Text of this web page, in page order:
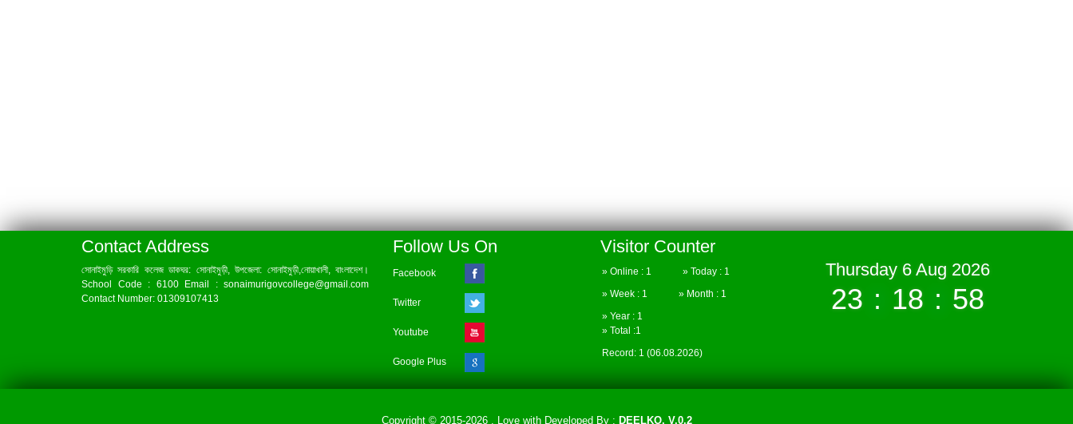
Contact Address
সোনাইমুড়ি সরকারি কলেজ ডাকঘর: সোনাইমুড়ী, উপজেলা: সোনাইমুড়ী,নোয়াখালী, বাংলাদেশ।
School Code : 6100 Email : sonaimurigovcollege@gmail.com
Contact Number: 01309107413
Follow Us On
Facebook
Twitter
Youtube
Google Plus
Visitor Counter
» Online : 1 » Today : 1
» Week : 1 » Month : 1
» Year : 1
» Total :1
Record: 1 (06.08.2026)
Thursday 6 Aug 2026
23 : 18 : 59
Copyright © 2015-2026 . Love withDeveloped By : DEELKO. V.0.2